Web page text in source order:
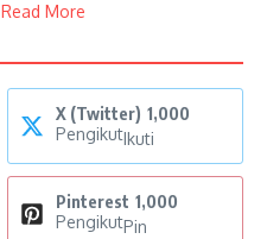
Read More
X (Twitter) 1,000
PengikutIkuti
Pinterest 1,000
PengikutPin